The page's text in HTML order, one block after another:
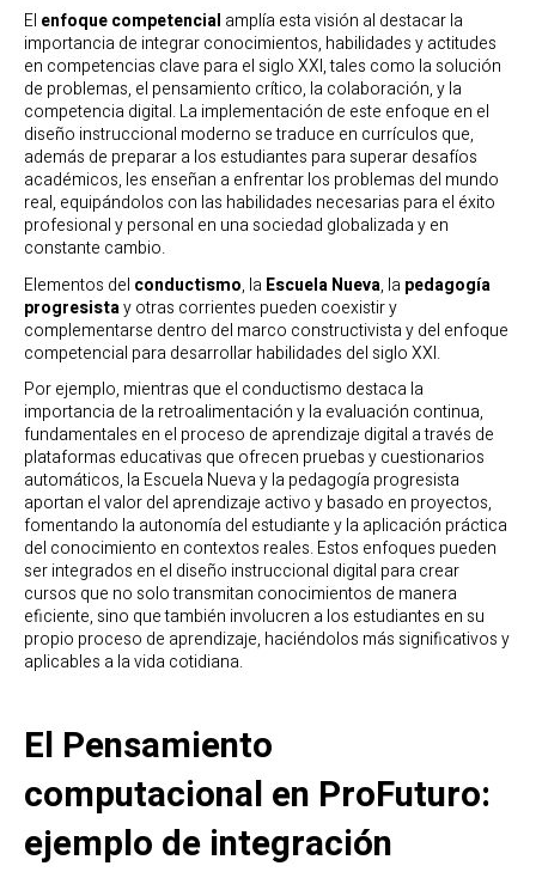
El enfoque competencial amplía esta visión al destacar la
importancia de integrar conocimientos, habilidades y actitudes
en competencias clave para el siglo XXI, tales como la solución
de problemas, el pensamiento crítico, la colaboración, y la
competencia digital. La implementación de este enfoque en el
diseño instruccional moderno se traduce en currículos que,
además de preparar a los estudiantes para superar desafíos
académicos, les enseñan a enfrentar los problemas del mundo
real, equipándolos con las habilidades necesarias para el éxito
profesional y personal en una sociedad globalizada y en
constante cambio.
Elementos del conductismo, la Escuela Nueva, la pedagogía
progresistay otras corrientes pueden coexistir y
complementarse dentro del marco constructivista y del enfoque
competencial para desarrollar habilidades del siglo XXI.
Por ejemplo, mientras que el conductismo destaca la
importancia de la retroalimentación y la evaluación continua,
fundamentales en el proceso de aprendizaje digital a través de
plataformas educativas que ofrecen pruebas y cuestionarios
automáticos, la Escuela Nueva y la pedagogía progresista
aportan el valor del aprendizaje activo y basado en proyectos,
fomentando la autonomía del estudiante y la aplicación práctica
del conocimiento en contextos reales. Estos enfoques pueden
ser integrados en el diseño instruccional digital para crear
cursos que no solo transmitan conocimientos de manera
eficiente, sino que también involucren a los estudiantes en su
propio proceso de aprendizaje, haciéndolos más significativos y
aplicables a la vida cotidiana.
El Pensamiento
computacional en ProFuturo:
ejemplo de integración